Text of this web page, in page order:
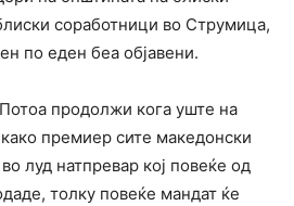
соработници во Струмица,
по еден беа објавени.
продолжи кога уште на
премиер сите македонски
луд натпревар кој повеќе од
толку повеќе мандат ќе